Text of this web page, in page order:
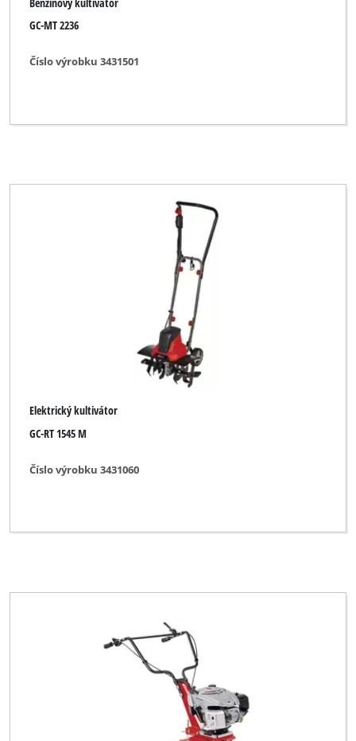
GC-MT 2236
Číslo výrobku 3431501
Elektrický kultivátor
GC-RT 1545 M
Číslo výrobku 3431060